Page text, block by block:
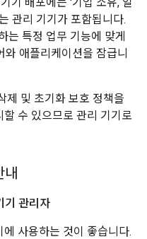
관리 기기가 포함됩니다.
는 특정 업무 기능에 맞게
애플리케이션을 잠급니
제 및 초기화 보호 정책을
수 있으므로 관리 기기로
기 관리자
사용하는 것이 좋습니다.